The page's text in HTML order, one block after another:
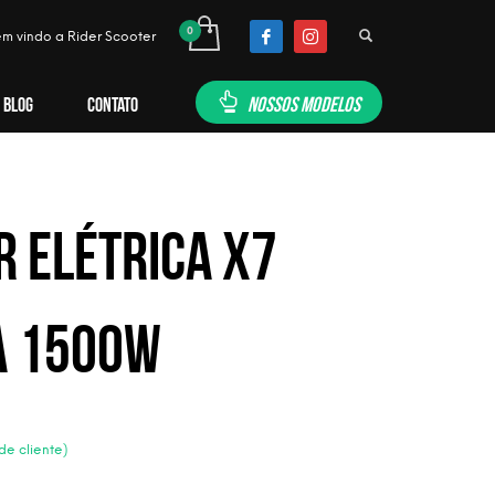
vindo a Rider Scooter
BLOG CONTATO NOSSOS MODELOS
Elétrica X7
1500w
cliente)